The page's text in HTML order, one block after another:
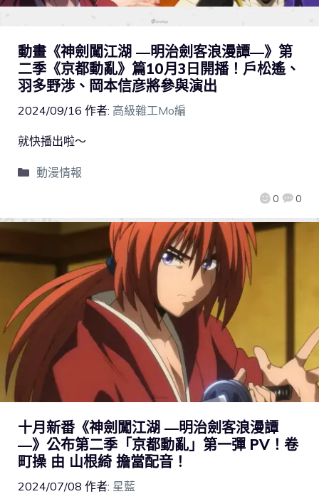
動畫《神劍闖江湖 ―明治劍客浪漫譚―》第
二季《京都動亂》篇10月3日開播！戶松遙、
羽多野渉、岡本信彦將參與演出
2024/09/16 作者: 高級雜工Mo編
0 0
就快播出啦～
動漫情報
十月新番《神劍闖江湖 ―明治劍客浪漫譚
―》公布第二季「京都動亂」第一彈 PV！卷
町操 由 山根綺 擔當配音！
2024/07/08 作者: 星藍